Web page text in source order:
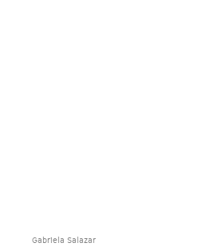
Gabriela Salazar